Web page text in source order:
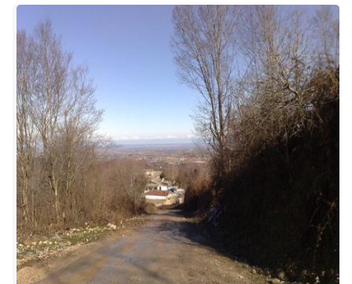
صفحه نخست>جاذبه های گردشگری>جزئیات جاذبه گردشگری